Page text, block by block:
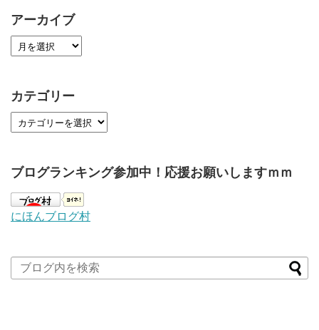
アーカイブ
カテゴリー
ブログランキング参加中！応援お願いしますｍｍ
にほんブログ村